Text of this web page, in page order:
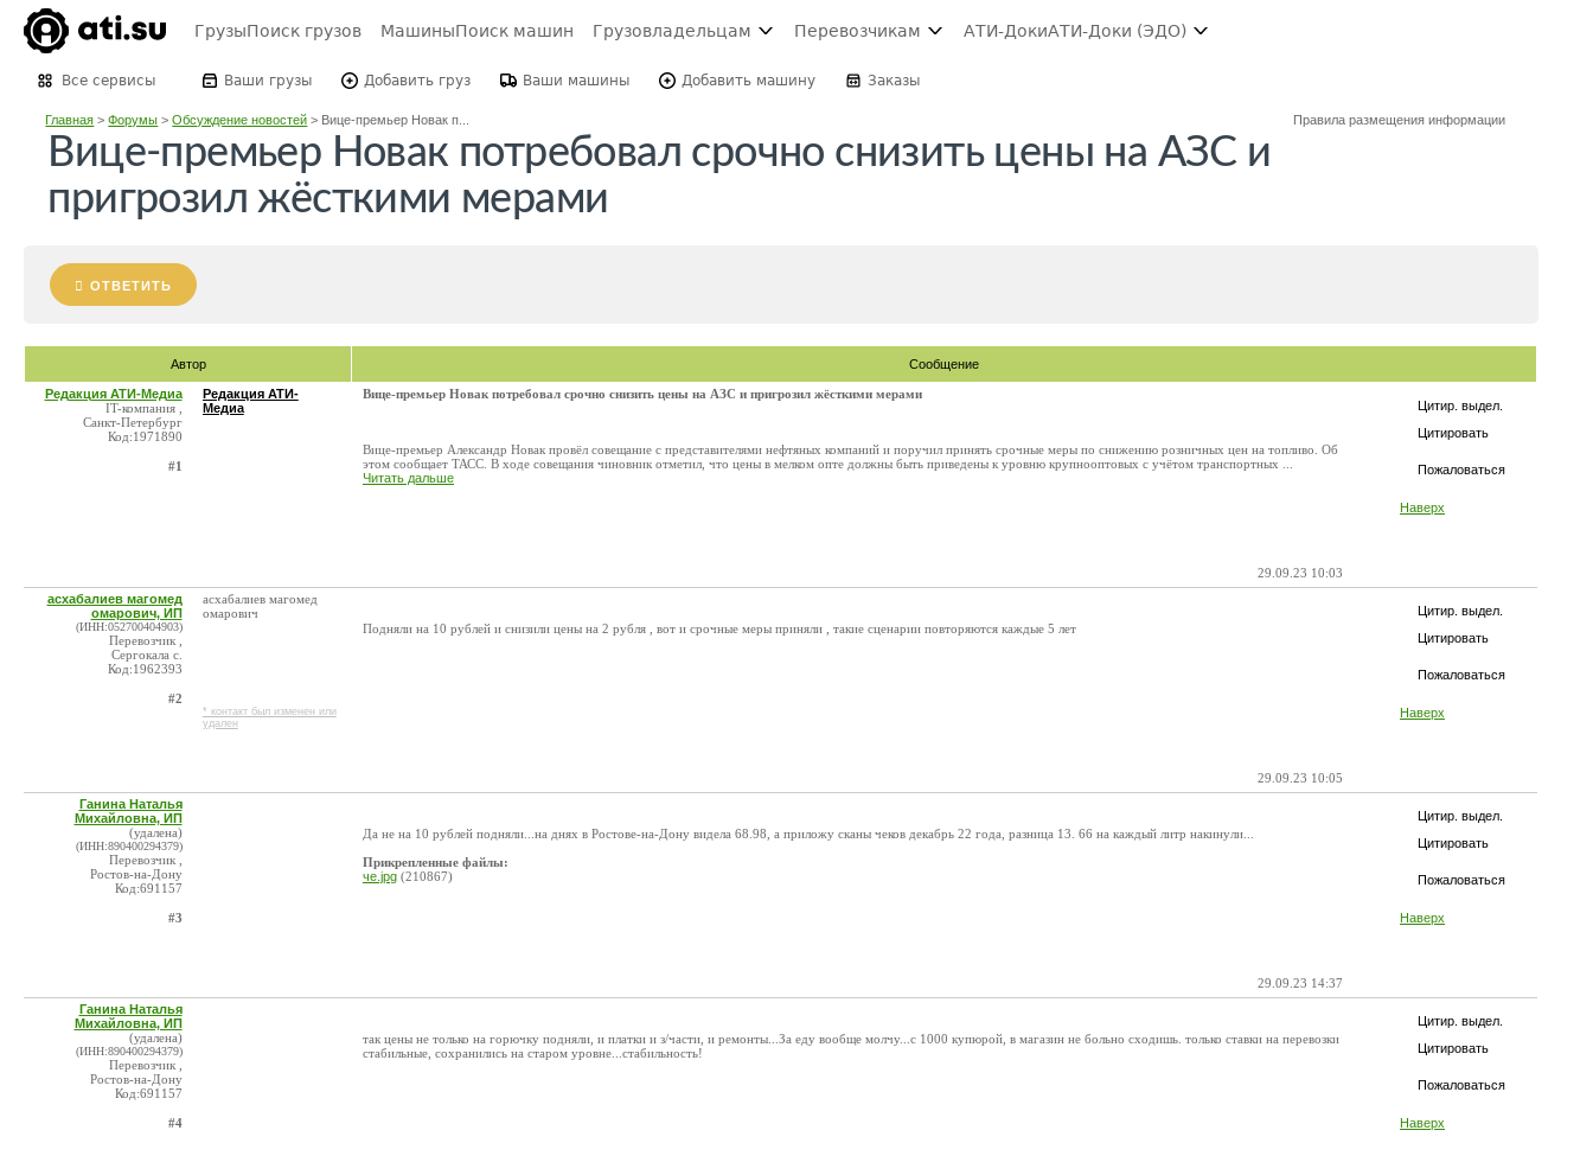
ГрузыПоиск грузов МашиныПоиск машин Грузовладельцам Перевозчикам АТИ-ДокиАТИ-Доки (ЭДО)
Все сервисы Ваши грузы Добавить груз Ваши машины Добавить машину Заказы
Главная >Форумы >Обсуждение новостей > Вице-премьер Новак п... Правила размещения информации
Вице-премьер Новак потребовал срочно снизить цены на АЗС и
пригрозил жёсткими мерами
ОТВЕТИТЬ
Автор Сообщение
Цитир. выдел.
Цитировать
Пожаловаться
Наверх
Редакция АТИ-Медиа
IT-компания ,
Санкт-Петербург
Код:1971890
#1
Редакция АТИ-
Медиа
Вице-премьер Новак потребовал срочно снизить цены на АЗС и пригрозил жёсткими мерами
Вице-премьер Александр Новак провёл совещание с представителями нефтяных компаний и поручил принять срочные меры по снижению розничных цен на топливо. Об
этом сообщает ТАСС. В ходе совещания чиновник отметил, что цены в мелком опте должны быть приведены к уровню крупнооптовых с учётом транспортных ...
Читать дальше
29.09.23 10:03
Цитир. выдел.
Цитировать
Пожаловаться
Наверх
асхабалиев магомед
омарович, ИП
(ИНН:052700404903)
Перевозчик ,
Сергокала с.
Код:1962393
#2
асхабалиев магомед
омарович
* контакт был изменен или
удален
Подняли на 10 рублей и снизили цены на 2 рубля , вот и срочные меры приняли , такие сценарии повторяются каждые 5 лет
29.09.23 10:05
Цитир. выдел.
Цитировать
Пожаловаться
Наверх
Ганина Наталья
Михайловна, ИП
(удалена)
(ИНН:890400294379)
Перевозчик ,
Ростов-на-Дону
Код:691157
#3
Да не на 10 рублей подняли...на днях в Ростове-на-Дону видела 68.98, а приложу сканы чеков декабрь 22 года, разница 13. 66 на каждый литр накинули...
Прикрепленные файлы:
че.jpg (210867)
29.09.23 14:37
Цитир. выдел.
Цитировать
Пожаловаться
Наверх
Ганина Наталья
Михайловна, ИП
(удалена)
(ИНН:890400294379)
Перевозчик ,
Ростов-на-Дону
Код:691157
#4
так цены не только на горючку подняли, и платки и з/части, и ремонты...За еду вообще молчу...с 1000 купюрой, в магазин не больно сходишь. только ставки на перевозки
стабильные, сохранились на старом уровне...стабильность!